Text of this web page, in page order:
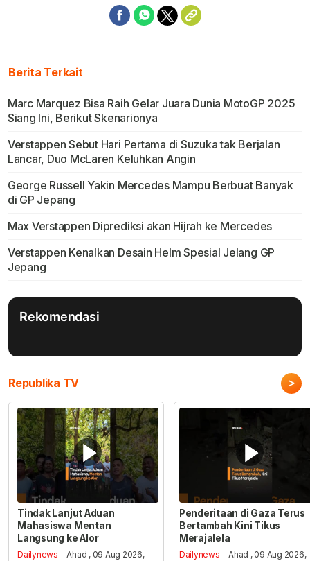
Berita Terkait
Marc Marquez Bisa Raih Gelar Juara Dunia MotoGP 2025
Siang Ini, Berikut Skenarionya
Verstappen Sebut Hari Pertama di Suzuka tak Berjalan
Lancar, Duo McLaren Keluhkan Angin
George Russell Yakin Mercedes Mampu Berbuat Banyak
di GP Jepang
Max Verstappen Diprediksi akan Hijrah ke Mercedes
Verstappen Kenalkan Desain Helm Spesial Jelang GP
Jepang
Rekomendasi
Republika TV >
Tindak Lanjut Aduan
Mahasiswa Mentan
Langsung ke Alor
Dailynews - Ahad , 09 Aug 2026,
Penderitaan di Gaza Terus
Bertambah Kini Tikus
Merajalela
Dailynews - Ahad , 09 Aug 2026,